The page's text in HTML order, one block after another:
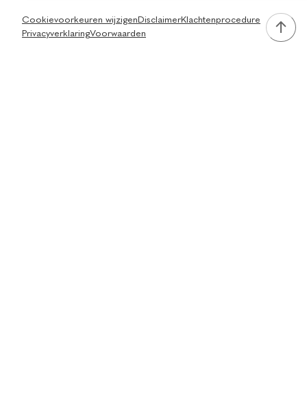
Cookievoorkeuren wijzigen DisclaimerKlachtenprocedure
PrivacyverklaringVoorwaarden